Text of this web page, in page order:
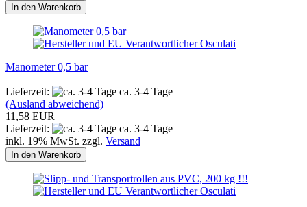
In den Warenkorb
Manometer 0,5 bar
Lieferzeit:
ca. 3-4 Tage
(Ausland abweichend)
11,58 EUR
Lieferzeit:
ca. 3-4 Tage
inkl. 19% MwSt. zzgl. Versand
In den Warenkorb